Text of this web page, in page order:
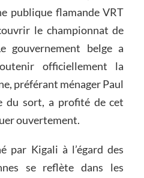
publique flamande VRT
le championnat de
gouvernement belge a
officiellement la
préférant ménager Paul
du sort, a profité de cet
ouvertement.
par Kigali à l’égard des
se reflète dans les